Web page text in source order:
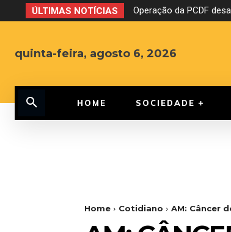
ÚLTIMAS NOTÍCIAS Operação da PCDF
quinta-feira, agosto 6, 2026
HOME SOCIEDADE
Home Cotidiano AM: Câncer